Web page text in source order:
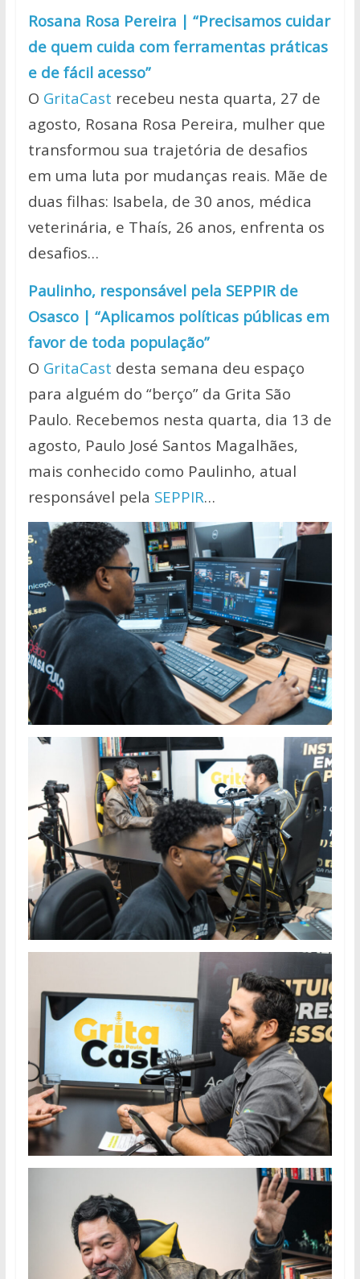
Rosana Rosa Pereira | “Precisamos cuidar
de quem cuida com ferramentas práticas
e de fácil acesso”
O GritaCast recebeu nesta quarta, 27 de
agosto, Rosana Rosa Pereira, mulher que
transformou sua trajetória de desafios
em uma luta por mudanças reais. Mãe de
duas filhas: Isabela, de 30 anos, médica
veterinária, e Thaís, 26 anos, enfrenta os
desafios…
Paulinho, responsável pela SEPPIR de
Osasco | “Aplicamos políticas públicas em
favor de toda população”
O GritaCast desta semana deu espaço
para alguém do “berço” da Grita São
Paulo. Recebemos nesta quarta, dia 13 de
agosto, Paulo José Santos Magalhães,
mais conhecido como Paulinho, atual
responsável pela SEPPIR…